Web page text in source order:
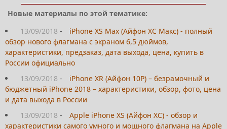
Новые материалы по этой тематике:
13/09/2018 -
iPhone XS Max (Айфон ХС Макс) - полный
обзор нового флагмана с экраном 6,5 дюймов,
характеристики, предзаказ, дата выхода, цена, купить в
России официально
13/09/2018 -
iPhone XR (Айфон 10Р) – безрамочный и
бюджетный iPhone 2018 – характеристики, обзор, фото, цена
и дата выхода в России
13/09/2018 -
Apple iPhone XS (Айфон ХС) - обзор и
характеристики самого умного и мощного флагмана на Apple